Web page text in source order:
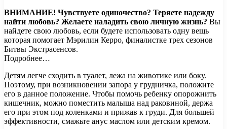
ВНИМАНИЕ! Чувствуете одиночество? Теряете надежду
найти любовь? Желаете наладить свою личную жизнь? Вы
найдете свою любовь, если будете использовать одну вещь
которая помогает Мэрилин Керро, финалистке трех сезонов
Битвы Экстрасенсов.
Подробнее…
Детям легче сходить в туалет, лежа на животике или боку.
Поэтому, при возникновении запора у грудничка, положите
его в данное положение. Чтобы помочь ребенку опорожнить
кишечник, можно поместить малыша над раковиной, держа
его при этом под коленками и прижав к груди. Для большей
эффективности, смажьте анус маслом или детским кремом.